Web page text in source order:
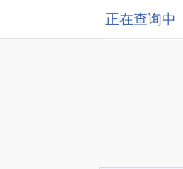
正在查询中